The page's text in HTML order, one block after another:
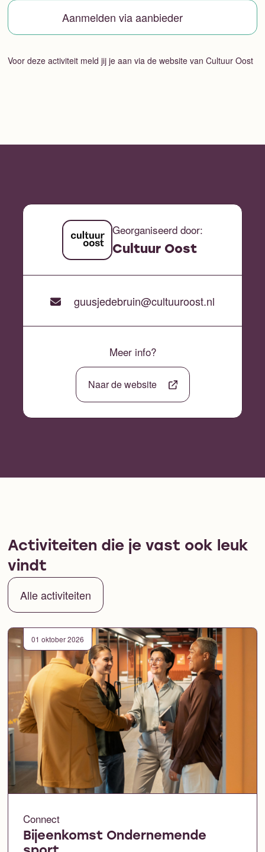
Aanmelden via aanbieder
Voor deze activiteit meld jij je aan via de website van Cultuur Oost
Georganiseerd door:
Cultuur Oost
guusjedebruin@cultuuroost.nl
Meer info?
Naar de website
Activiteiten die je vast ook leuk
vindt
Alle activiteiten
01 oktober 2026
Connect
Bijeenkomst Ondernemende